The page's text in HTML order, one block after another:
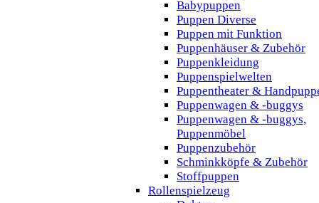
Babypuppen
Puppen Diverse
Puppen mit Funktion
Puppenhäuser & Zubehör
Puppenkleidung
Puppenspielwelten
Puppentheater &
Puppenwagen & -buggys
Puppenwagen & -buggys,
Puppenmöbel
Puppenzubehör
Schminkköpfe & Zubehör
Stoffpuppen
Rollenspielzeug